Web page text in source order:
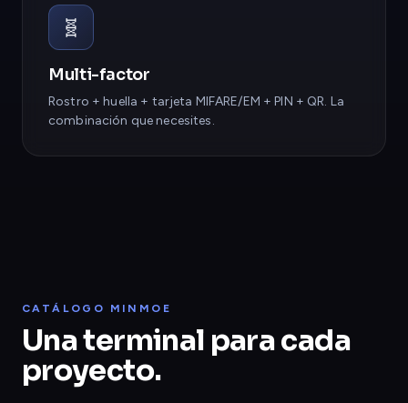
🧬
Multi-factor
Rostro + huella + tarjeta MIFARE/EM + PIN + QR. La
combinación que necesites.
CATÁLOGO MINMOE
Una terminal para cada
proyecto.